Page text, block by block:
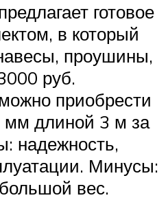
готовое
в который
проушины,
руб.
приобрести
мм длиной 3 м за
надежность,
Минусы:
вес.